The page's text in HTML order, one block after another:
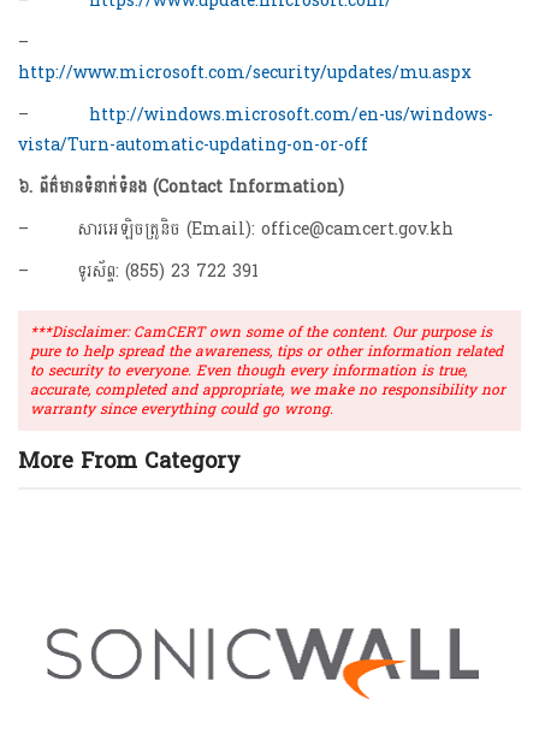
–
http://www.microsoft.com/security/updates/mu.aspx
–
http://windows.microsoft.com/en-us/windows-
vista/Turn-automatic-updating-on-or-off
៦. ព័ត៌មានទំនាក់ទំនង (Contact Information)
– សារអេឡិចត្រូនិច (Email): office@camcert.gov.kh
– ទូរស័ព្ទ: (855) 23 722 391
***Disclaimer: CamCERT own some of the content. Our purpose is
pure to help spread the awareness, tips or other information related
to security to everyone. Even though every information is true,
accurate, completed and appropriate, we make no responsibility nor
warranty since everything could go wrong.
More From Category